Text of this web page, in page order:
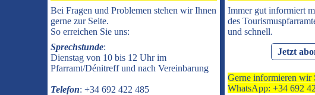
Bei Fragen und Problemen stehen wir Ihnen
gerne zur Seite.
So erreichen Sie uns:
Sprechstunde:
Dienstag von 10 bis 12 Uhr im
Pfarramt/Dénitreff und nach Vereinbarung
Telefon: +34 692 422 485
Immer gut informiert
des
und schnell.
Jetzt
Gerne informieren wir
WhatsApp: +34 692